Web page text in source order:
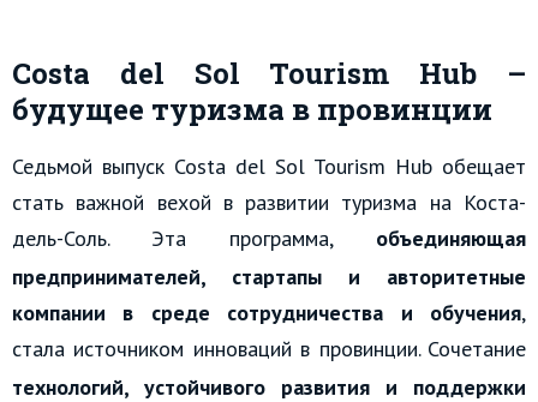
Costa del Sol Tourism Hub –
будущее туризма в провинции
Седьмой выпуск Costa del Sol Tourism Hub обещает
стать важной вехой в развитии туризма на Коста-
дель-Соль.
Эта программа, объединяющая
предпринимателей, стартапы и авторитетные
компании в среде сотрудничества и обучения,
стала источником инноваций в провинции. Сочетание
технологий, устойчивого развития и поддержки